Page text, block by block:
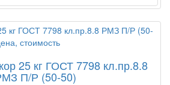
25 кг ГОСТ 7798 кл.пр.8.8
П/Р (50-50)